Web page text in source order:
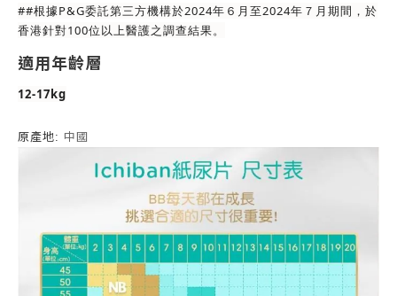
##根據P&G委託第三方機構於2024年６月至2024年７月期間，於
香港針對100位以上醫護之調查結果。
適用年齡層
12-17kg
原產地: 中國